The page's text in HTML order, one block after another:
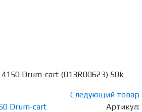
Drum-cart (013R00623) 50k
Следующий товар
Артикул: